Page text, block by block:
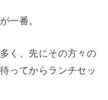
一番。
く、先にその方々の
ってからランチセッ